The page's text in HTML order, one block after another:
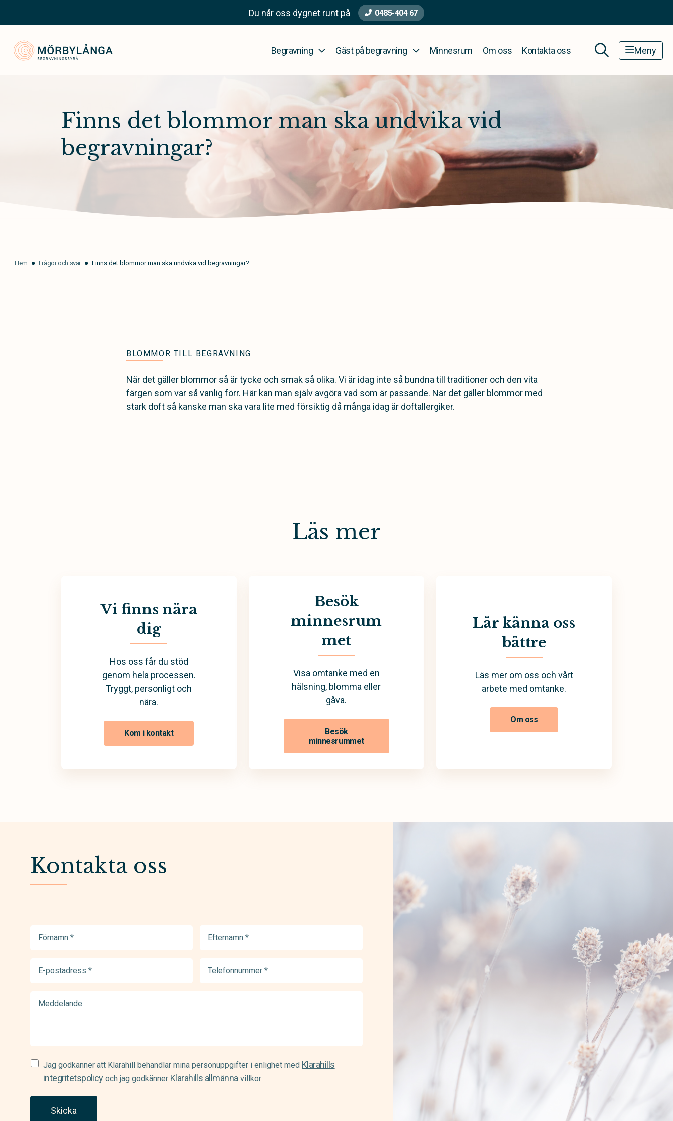
Du når oss dygnet runt på 0485-404 67
Begravning Gäst på begravning Minnesrum Om oss Kontakta oss Meny
Finns det blommor man ska undvika vid
begravningar?
Hem Frågor och svar Finns det blommor man ska undvika vid begravningar?
BLOMMOR TILL BEGRAVNING
När det gäller blommor så är tycke och smak så olika. Vi är idag inte så bundna till traditioner och den vita
färgen som var så vanlig förr. Här kan man själv avgöra vad som är passande. När det gäller blommor med
stark doft så kanske man ska vara lite med försiktig då många idag är doftallergiker.
Läs mer
Vi finns nära
dig
Hos oss får du stöd
genom hela processen.
Tryggt, personligt och
nära.
Kom i kontakt
Besök
minnesrum
met
Visa omtanke med en
hälsning, blomma eller
gåva.
Besök
minnesrummet
Lär känna oss
bättre
Läs mer om oss och vårt
arbete med omtanke.
Om oss
Kontakta oss
postadress
Samtycke
(Required)
Jag godkänner att Klarahill behandlar mina personuppgifter i enlighet med Klarahills
integritetspolicyoch jag godkänner Klarahills allmännavillkor
Skicka